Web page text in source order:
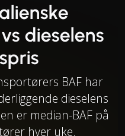
dieselens
BAF har
dieselens
er median-BAF på
hver uke.